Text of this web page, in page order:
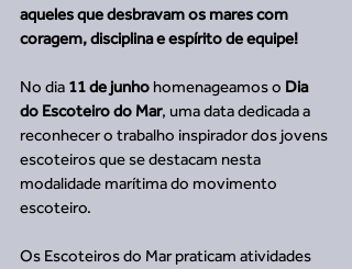
aqueles que desbravam os mares com
coragem, disciplina e espírito de equipe!
No dia 11 de junho homenageamos o Dia
do Escoteiro do Mar, uma data dedicada a
reconhecer o trabalho inspirador dos jovens
escoteiros que se destacam nesta
modalidade marítima do movimento
escoteiro.
Os Escoteiros do Mar praticam atividades